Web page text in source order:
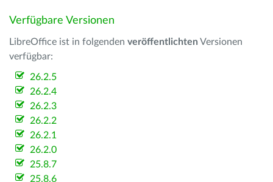
Verfügbare Versionen
LibreOffice ist in folgenden veröffentlichten Versionen
verfügbar:
26.2.5
26.2.4
26.2.3
26.2.2
26.2.1
26.2.0
25.8.7
25.8.6